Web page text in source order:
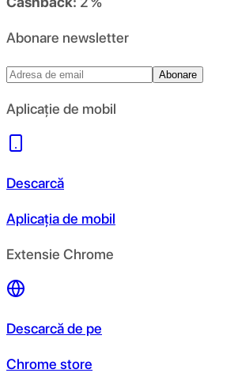
Abonare newsletter
Abonare
Aplicație de mobil
Descarcă
Aplicația de mobil
Extensie Chrome
Descarcă de pe
Chrome store